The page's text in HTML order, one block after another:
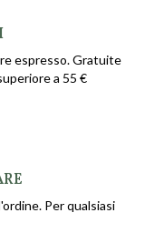
espresso. Gratuite
a 55 €
Per qualsiasi